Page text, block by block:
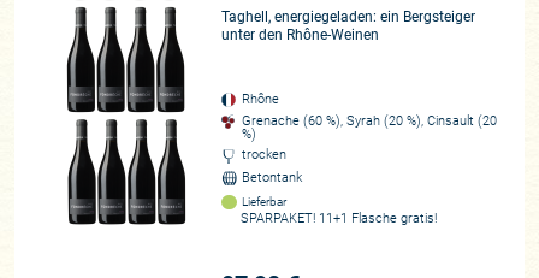
Taghell, energiegeladen: ein Bergsteiger
unter den Rhône-Weinen
Rhône
Grenache (60 %), Syrah (20 %), Cinsault (20
%)
trocken
Betontank
Lieferbar
SPARPAKET! 11+1 Flasche gratis!